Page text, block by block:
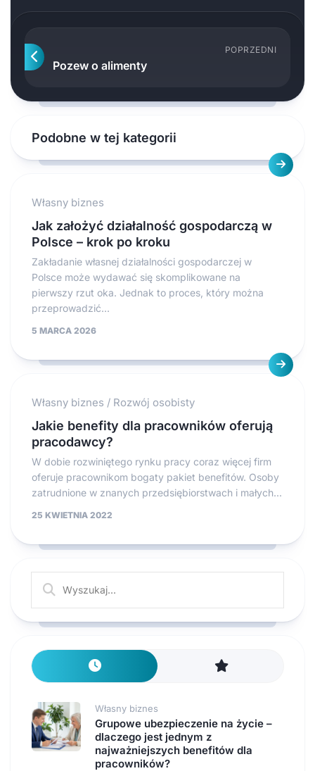
POPRZEDNI
Pozew o alimenty
Podobne w tej kategorii
Własny biznes
Jak założyć działalność gospodarczą w
Polsce – krok po kroku
Zakładanie własnej działalności gospodarczej w
Polsce może wydawać się skomplikowane na
pierwszy rzut oka. Jednak to proces, który można
przeprowadzić...
5 MARCA 2026
Własny biznes / Rozwój osobisty
Jakie benefity dla pracowników oferują
pracodawcy?
W dobie rozwiniętego rynku pracy coraz więcej firm
oferuje pracownikom bogaty pakiet benefitów. Osoby
zatrudnione w znanych przedsiębiorstwach i małych...
25 KWIETNIA 2022
Własny biznes
Grupowe ubezpieczenie na życie –
dlaczego jest jednym z
najważniejszych benefitów dla
pracowników?